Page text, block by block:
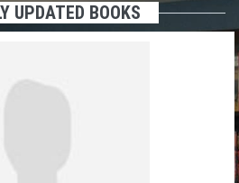
UPDATED BOOKS